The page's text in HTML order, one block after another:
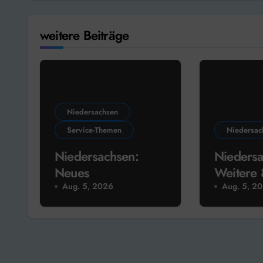
weitere Beiträge
Niedersachsen
Service-Themen
Niedersachsen:
Neues
Förderprogramm
für den
Aug. 5, 2026
Euro für
Aug. 5,